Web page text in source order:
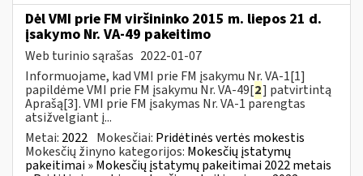
Dėl VMI prie FM viršininko 2015 m. liepos 21 d.
įsakymo Nr. VA-49 pakeitimo
Web turinio sąrašas 2022-01-07
Informuojame, kad VMI prie FM įsakymu Nr. VA-1[1]
papildėme VMI prie FM įsakymu Nr. VA-49[2] patvirtintą
Aprašą[3]. VMI prie FM įsakymas Nr. VA-1 parengtas
atsižvelgiant į...
Metai: 2022 Mokesčiai: Pridėtinės vertės mokestis
Mokesčių žinyno kategorijos: Mokesčių įstatymų
pakeitimai » Mokesčių įstatymų pakeitimai 2022 metais